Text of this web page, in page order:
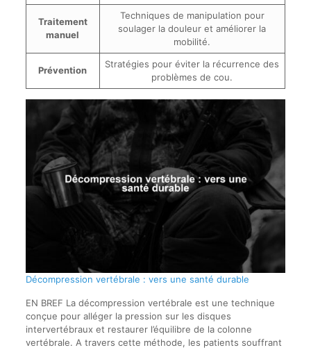
Traitement
manuel
Techniques de manipulation pour
soulager la douleur et améliorer la
mobilité.
Prévention
Stratégies pour éviter la récurrence des
problèmes de cou.
Décompression vertébrale : vers une santé durable
EN BREF La décompression vertébrale est une technique
conçue pour alléger la pression sur les disques
intervertébraux et restaurer l’équilibre de la colonne
vertébrale. A travers cette méthode, les patients souffrant